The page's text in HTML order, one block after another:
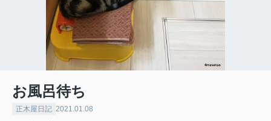
お風呂待ち
正木屋日記 2021.01.08